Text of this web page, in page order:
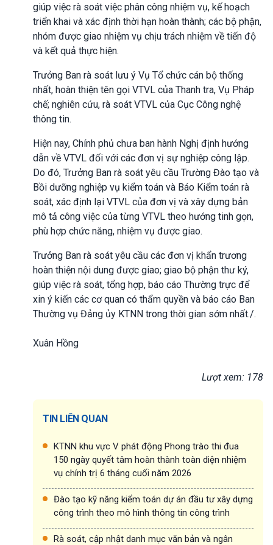
giúp việc rà soát việc phân công nhiệm vụ, kế hoạch
triển khai và xác định thời hạn hoàn thành; các bộ phận,
nhóm được giao nhiệm vụ chịu trách nhiệm về tiến độ
và kết quả thực hiện.
Trưởng Ban rà soát lưu ý Vụ Tổ chức cán bộ thống
nhất, hoàn thiện tên gọi VTVL của Thanh tra, Vụ Pháp
chế; nghiên cứu, rà soát VTVL của Cục Công nghệ
thông tin.
Hiện nay, Chính phủ chưa ban hành Nghị định hướng
dẫn về VTVL đối với các đơn vị sự nghiệp công lập.
Do đó, Trưởng Ban rà soát yêu cầu Trường Đào tạo và
Bồi dưỡng nghiệp vụ kiểm toán và Báo Kiểm toán rà
soát, xác định lại VTVL của đơn vị và xây dựng bản
mô tả công việc của từng VTVL theo hướng tinh gọn,
phù hợp chức năng, nhiệm vụ được giao.
Trưởng Ban rà soát yêu cầu các đơn vị khẩn trương
hoàn thiện nội dung được giao; giao bộ phận thư ký,
giúp việc rà soát, tổng hợp, báo cáo Thường trực để
xin ý kiến các cơ quan có thẩm quyền và báo cáo Ban
Thường vụ Đảng ủy KTNN trong thời gian sớm nhất./.
Xuân Hồng
Lượt xem: 178
TIN LIÊN QUAN
KTNN khu vực V phát động Phong trào thi đua
150 ngày quyết tâm hoàn thành toàn diện nhiệm
vụ chính trị 6 tháng cuối năm 2026
Đào tạo kỹ năng kiểm toán dự án đầu tư xây dựng
công trình theo mô hình thông tin công trình
Rà soát, cập nhật danh mục văn bản và ngân